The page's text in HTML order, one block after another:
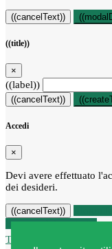
((cancelText))
((title))
×
((label))
((cancelText))
Accedi
×
Devi avere effettuato
dei desideri.
((cancelText))
Recesso dal contratto
Traccia stato del recesso